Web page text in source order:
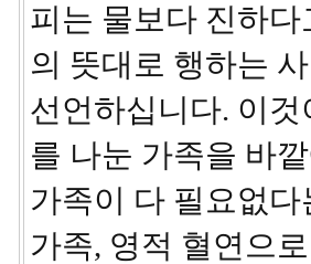
피는 물보다 진하
의 뜻대로 행하는
선언하십니다. 이
를 나눈 가족을 바
가족이 다 필요없
가족, 영적 혈연으